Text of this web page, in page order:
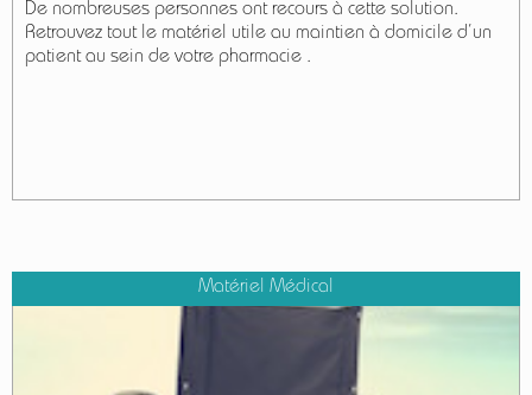
De nombreuses personnes ont recours à cette solution.
Retrouvez tout le matériel utile au maintien à domicile d’un
patient au sein de votre pharmacie .
Matériel Médical